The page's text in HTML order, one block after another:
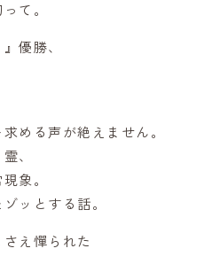
て。
優勝、
める声が絶えません。
、
象。
ッとする話。
え憚られた